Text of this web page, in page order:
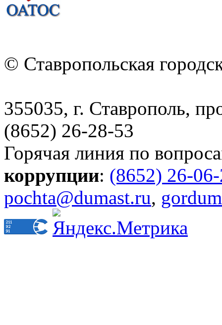
© Ставропольская
355035, г. Ставрополь,
(8652) 26-28-53
Горячая линия по
коррупции: (8652) 26-
pochta@dumast.ru,